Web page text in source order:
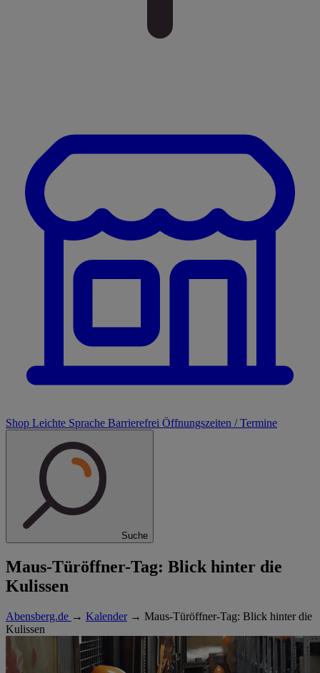
Shop Leichte Sprache Barrierefrei Öffnungszeiten / Termine
Suche
Maus-Türöffner-Tag: Blick hinter die
Kulissen
Abensberg.de → Kalender → Maus-Türöffner-Tag: Blick hinter die
Kulissen